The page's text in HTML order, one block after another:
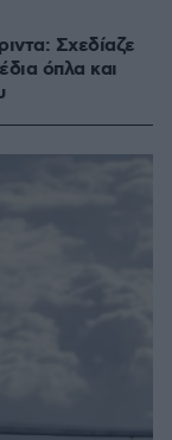
Σχεδίαζε
όπλα και